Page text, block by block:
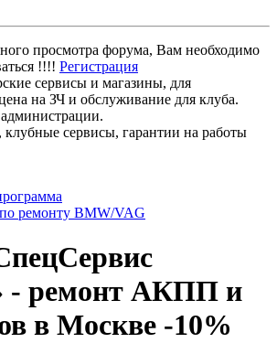
просмотра форума, Вам необходимо
!!!! Регистрация
сервисы и магазины, для
на ЗЧ и обслуживание для клуба.
сервисы, гарантии на работы
ремонту BMW/VAG
- ремонт АКПП и
в Москве -10%